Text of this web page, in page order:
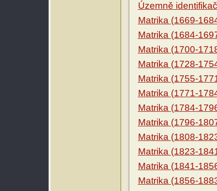
Územně
Matrika (1669-
Matrika (1684-
Matrika (1700-
Matrika (1728-
Matrika (1755-
Matrika (1771-
Matrika (1784-
Matrika (1796-
Matrika (1808-
Matrika (1823-
Matrika (1841-
Matrika (1856-